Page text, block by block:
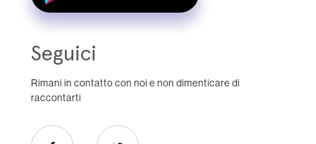
Seguici
Rimani in contatto con noi e non dimenticare di
raccontarti